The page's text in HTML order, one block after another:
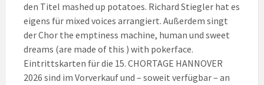
den Titel mashed up potatoes. Richard Stiegler hat es
eigens für mixed voices arrangiert. Außerdem singt
der Chor the emptiness machine, human und sweet
dreams (are made of this ) with pokerface.
Eintrittskarten für die 15. CHORTAGE HANNOVER
2026 sind im Vorverkauf und – soweit verfügbar – an